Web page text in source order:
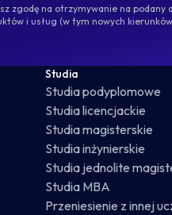
zgodę na otrzymywanie na
i usług (w tym nowych
Studia
Studia podyplomowe
Studia licencjackie
Studia magisterskie
Studia inżynierskie
Studia jednolite
Studia MBA
Przeniesienie z innej